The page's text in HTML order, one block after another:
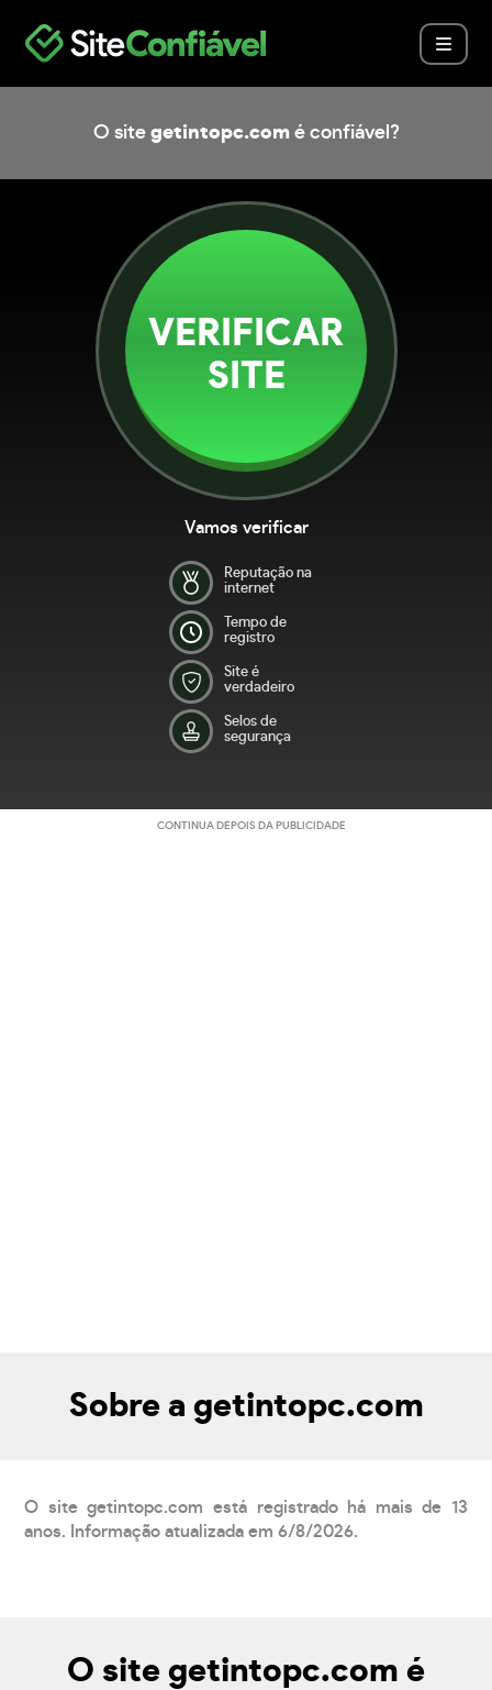
O site getintopc.com é confiável?
VERIFICAR
SITE
Vamos verificar
Reputação na
internet
Tempo de
registro
Site é
verdadeiro
Selos de
segurança
CONTINUA DEPOIS DA PUBLICIDADE
Sobre a getintopc.com
O site getintopc.com está registrado há mais de 13
anos. Informação atualizada em 6/8/2026.
O site getintopc.com é